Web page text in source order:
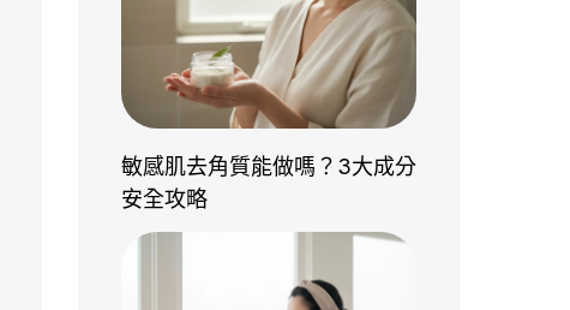
敏感肌去角質能做嗎？3大成分
安全攻略